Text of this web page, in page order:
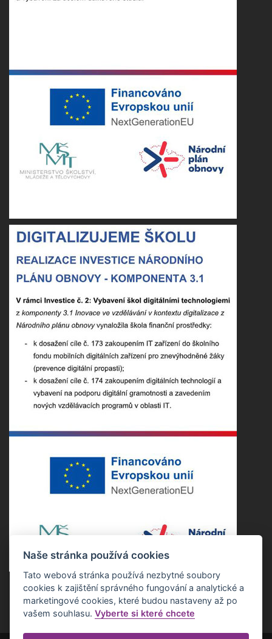
Naše stránka používá cookies
Tato webová stránka používá nezbytné soubory
cookies k zajištění správného fungování a analytické a
marketingové cookies, které budou nastaveny až po
vašem souhlasu.Vyberte si které chcete